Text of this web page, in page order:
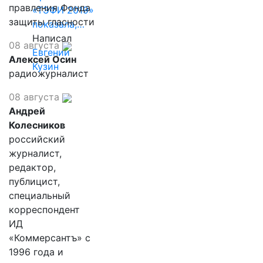
«ТЭФИ 2019»
показала,…
Написал
Евгений
Кузин
правления Фонда
защиты гласности
08 августа
Алексей Осин
радиожурналист
08 августа
Андрей
Колесников
российский
журналист,
редактор,
публицист,
специальный
корреспондент
ИД
«Коммерсантъ» с
1996 года и